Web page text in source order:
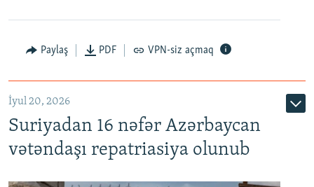
Auto
Paylaş PDF VPN-siz açmaq
İyul 20, 2026
Suriyadan 16 nəfər Azərbaycan
vətəndaşı repatriasiya olunub